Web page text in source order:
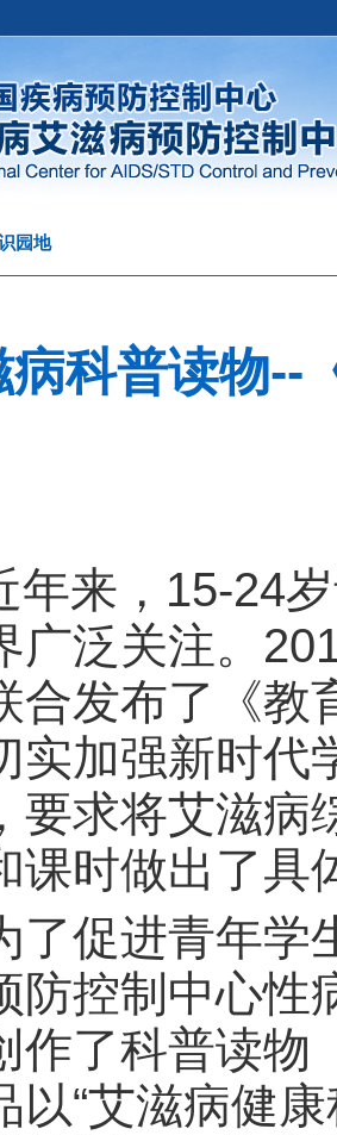
园地
病科普读物--
年来， 15-24
广泛关注。
合发布了《教
实加强新时代
要求将艾滋病
课时做出了具
了促进青年学
防控制中心性
作了科普读物
以“艾滋病健